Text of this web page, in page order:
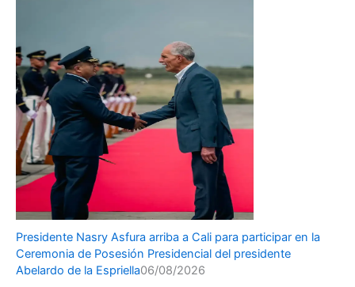
Presidente Nasry Asfura arriba a Cali para participar en la
Ceremonia de Posesión Presidencial del presidente
Abelardo de la Espriella06/08/2026